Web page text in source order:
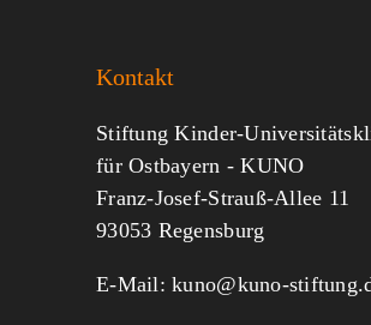
Jeder kann helfen.
MITMACHEN SPENDEN
Kontakt
Stiftung Kinder-
für Ostbayern - KUNO
Franz-Josef-Strauß-Allee 11
93053 Regensburg
E-Mail:kuno@kuno-